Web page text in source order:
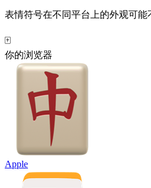
表情符号在不同平台上的外观可
🀄
你的浏览器
Apple